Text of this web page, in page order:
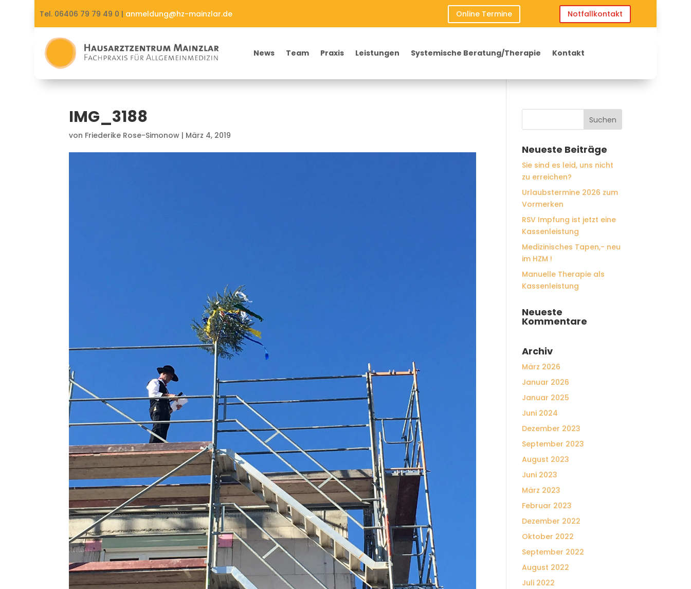
Tel. 06406 79 79 49 0 | anmeldung@hz-mainzlar.de Online Termine Notfallkontakt
News Team Praxis Leistungen Systemische Beratung/Therapie Kontakt
IMG_3188
von Friederike Rose-Simonow | März 4, 2019
Neueste Beiträge
Sie sind es leid, uns nicht
zu erreichen?
Urlaubstermine 2026 zum
Vormerken
RSV Impfung ist jetzt eine
Kassenleistung
Medizinisches Tapen,- neu
im HZM !
Manuelle Therapie als
Kassenleistung
Neueste
Kommentare
Archiv
März 2026
Januar 2026
Januar 2025
Juni 2024
Dezember 2023
September 2023
August 2023
Juni 2023
März 2023
Februar 2023
Dezember 2022
Oktober 2022
September 2022
August 2022
Juli 2022